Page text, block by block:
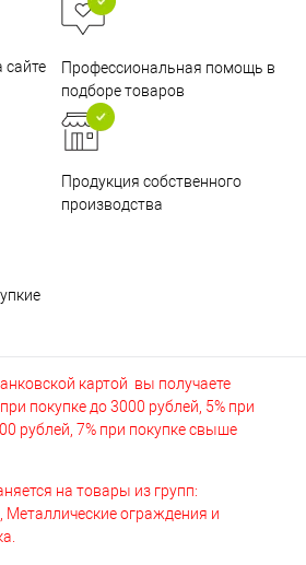
Профессиональная помощь в
подборе товаров
Продукция собственного
производства
картой вы получаете
покупке до 3000 рублей, 5% при
рублей, 7% при покупке свыше
на товары из групп:
Металлические ограждения и